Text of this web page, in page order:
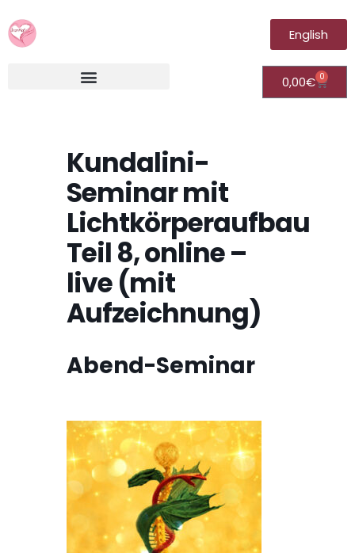
English
0,00€ 0
Kundalini-
Seminar mit
Lichtkörperaufbau
Teil 8, online –
live (mit
Aufzeichnung)
Abend-Seminar